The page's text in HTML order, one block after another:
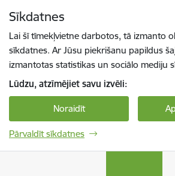
Sīkdatnes
Lai šī tīmekļvietne darbotos, tā izmanto
sīkdatnes. Ar Jūsu piekrišanu papildus
izmantotas statistikas un sociālo mediju
Lūdzu, atzīmējiet savu izvēli:
Noraidīt
Pārvaldīt sīkdatnes